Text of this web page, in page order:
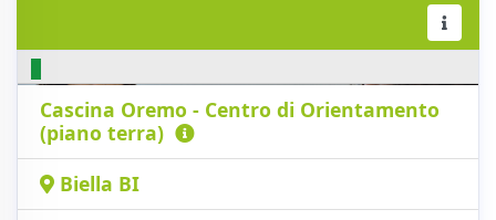
Cascina Oremo - Centro di Orientamento
(piano terra)
Biella BI